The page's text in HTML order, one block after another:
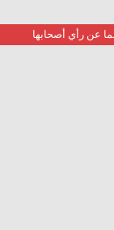
عن رأي أصحابها